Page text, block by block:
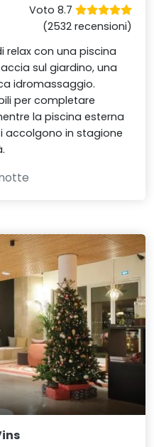
Voto 8.7
(2532 recensioni)
relax con una piscina
sul giardino, una
idromassaggio.
per completare
la piscina esterna
accolgono in stagione